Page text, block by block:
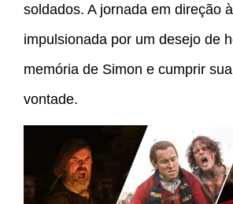
soldados. A jornada em direção
impulsionada por um desejo de
memória de Simon e cumprir
vontade.